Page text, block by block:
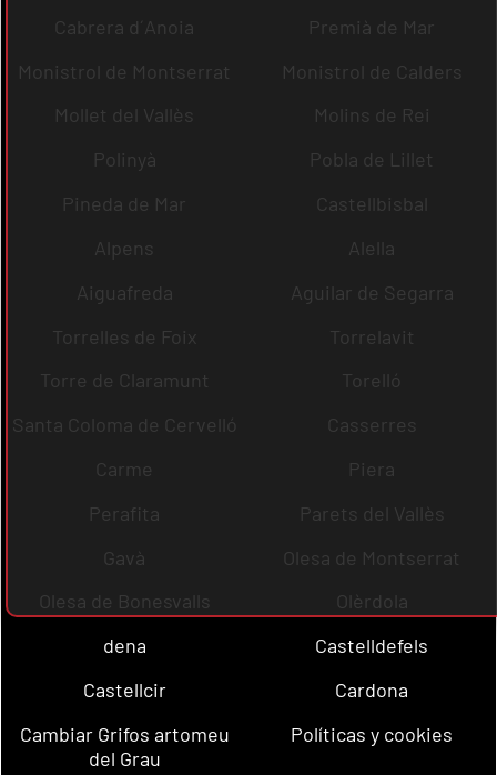
Cabrera d´Anoia
Premià de Mar
Monistrol de Montserrat
Monistrol de Calders
Mollet del Vallès
Molins de Rei
Polinyà
Pobla de Lillet
Pineda de Mar
Castellbisbal
Alpens
Alella
Aiguafreda
Aguilar de Segarra
Torrelles de Foix
Torrelavit
Torre de Claramunt
Torelló
Santa Coloma de Cervelló
Casserres
Carme
Piera
Perafita
Parets del Vallès
Gavà
Olesa de Montserrat
Olesa de Bonesvalls
Olèrdola
dena
Castelldefels
Castellcir
Cardona
Cambiar Grifos artomeu
del Grau
Políticas y cookies